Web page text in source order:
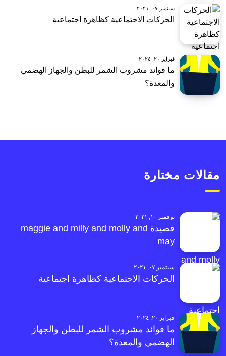
سبتمبر ٠٧, ٢٠٢١
الحركات الاجتماعية كظاهرة اجتماعية
فبراير ٢٠, ٢٠٢٤
ما فوائد مشروب الشمر للبطن والجهاز الهضمي
والمعدة؟
مقالات مختارة
نوفمبر ١٠, ٢٠٢١
قصيدة maggie and milly and molly and
may
سبتمبر ٠٧, ٢٠٢١
الحركات الاجتماعية كظاهرة اجتماعية
فبراير ٢٠, ٢٠٢٤
ما فوائد مشروب الشمر للبطن والجهاز
الهضمي والمعدة؟